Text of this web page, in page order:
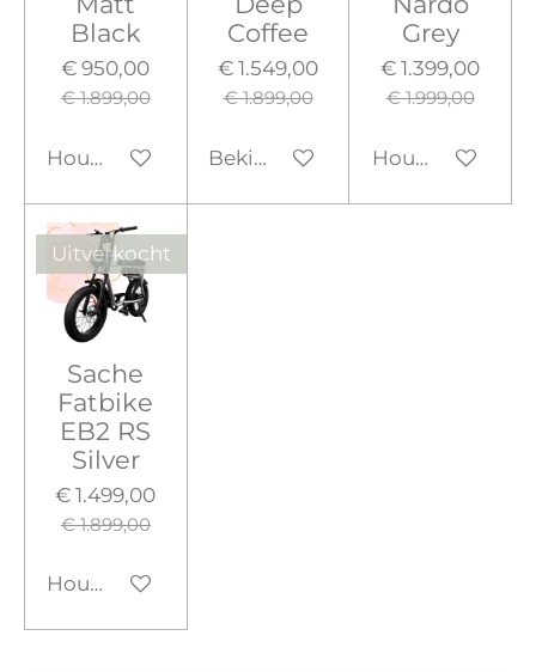
Black
€ 950,00
€ 1.899,00
Houd mij op de hoogte
Coffee
€ 1.549,00
€ 1.899,00
Bekijk details
Grey
€ 1.399,00
€ 1.999,00
Houd mij op
Uitverkocht
Sache
Fatbike
EB2 RS
Silver
€ 1.499,00
€ 1.899,00
Houd mij op de hoogte